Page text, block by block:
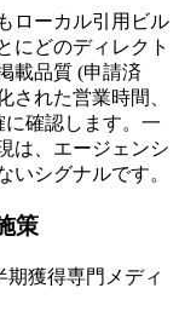
ローカル引用ビル
にどのディレクト
載品質 (申請済
された営業時間、
確認します。一
は、エージェンシ
いシグナルです。
策
期獲得専門メディ